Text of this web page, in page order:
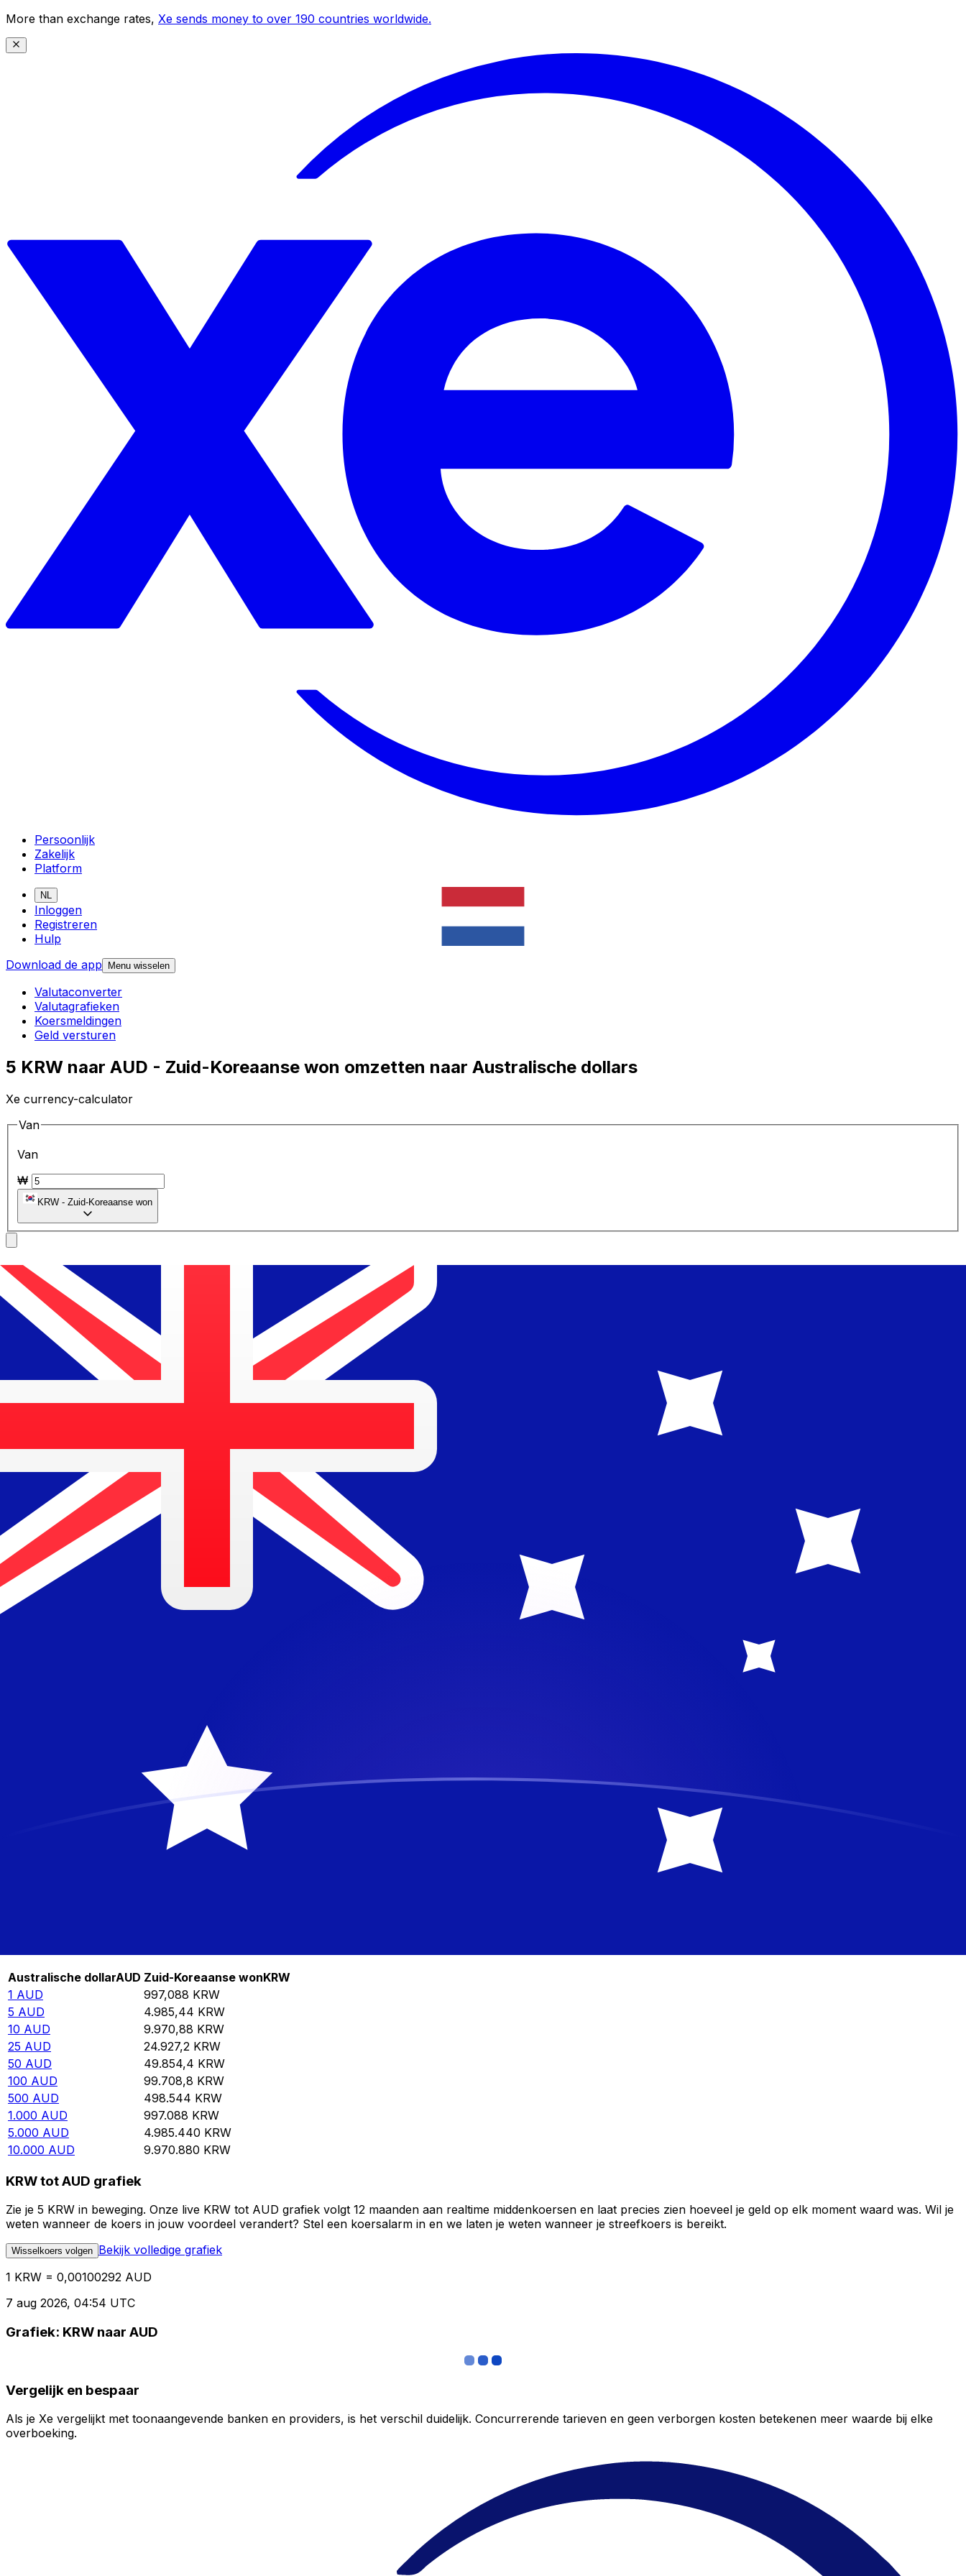
More than exchange rates, Xe sends money to over 190 countries worldwide.
Persoonlijk
Zakelijk
Platform
NL
Inloggen
Registreren
Hulp
Download de app
Menu wisselen
Valutaconverter
Valutagrafieken
Koersmeldingen
Geld versturen
5 KRW naar AUD - Zuid-Koreaanse won omzetten naar Australische dollars
Xe currency-calculator
Van
Van
₩
KRW - Zuid-Koreaanse won
Naar
$
AUD Australische dollar
1.00KRW= 0,001002
AUD
Mid-market koers op 04:54 UTC
Wij kunnen concurrerende koersen overtreffen.
Gesprek plannen
Wij gebruiken de midmarket koers voor onze Converter. Dit is alleen ter informatie. U ontvangt deze koers niet bij het verzenden van geld.
Inloggen om verzendkoersen te
bekijken
Wist je dat je met Xe geld naar het buitenland kunt sturen?
Meld je vandaag aan
Australische dollar
0,00100292
0,0050146
AUD
0,025073
AUD
0,050146
0,100292 AUD
0,50146
Australische dollarAUD Zuid-Koreaanse wonKRW
1 AUD 997,088 KRW
5 AUD 4.985,44 KRW
10 AUD 9.970,88 KRW
25 AUD 24.927,2 KRW
50 AUD 49.854,4 KRW
100 AUD 99.708,8 KRW
500 AUD 498.544 KRW
1.000 AUD 997.088 KRW
5.000 AUD 4.985.440 KRW
10.000 AUD 9.970.880 KRW
KRW tot AUD grafiek
Zie je 5 KRW in beweging. Onze live KRW tot AUD grafiek volgt 12 maanden aan realtime middenkoersen en laat precies zien hoeveel je geld op elk moment waard was. Wil je
weten wanneer de koers in jouw voordeel verandert? Stel een koersalarm in en we laten je weten wanneer je streefkoers is bereikt.
Wisselkoers volgen Bekijk volledige grafiek
1 KRW = 0,00100292 AUD
7 aug 2026, 04:54 UTC
Grafiek: KRW naar AUD
Vergelijk en bespaar
Als je Xe vergelijkt met toonaangevende banken en providers, is het verschil duidelijk. Concurrerende tarieven en geen verborgen kosten betekenen meer waarde bij elke
overboeking.